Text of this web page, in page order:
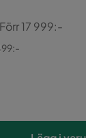
Förr17 999:-